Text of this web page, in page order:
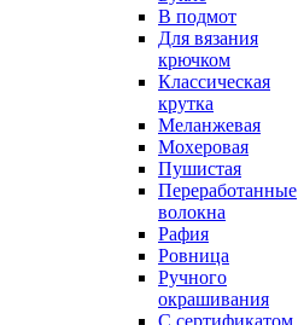
В подмот
Для вязания
крючком
Классическая
крутка
Меланжевая
Мохеровая
Пушистая
Переработанные
волокна
Рафия
Ровница
Ручного
окрашивания
С сертификатом